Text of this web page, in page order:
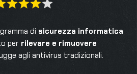
di sicurezza informatica
per rilevare e rimuovere
agli antivirus tradizionali.